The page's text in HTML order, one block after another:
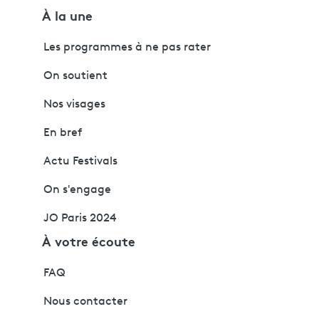
À la une
Les programmes à ne pas rater
On soutient
Nos visages
En bref
Actu Festivals
On s'engage
JO Paris 2024
À votre écoute
FAQ
Nous contacter